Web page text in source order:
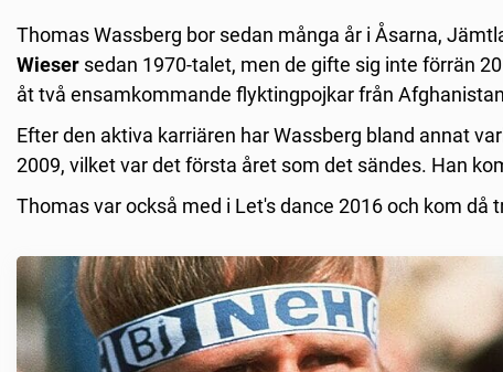
Thomas Wassberg bor sedan många år i Åsarna,
Wieser sedan 1970-talet, men de gifte sig inte förrän
åt två ensamkommande flyktingpojkar från
Efter den aktiva karriären har Wassberg bland annat
2009, vilket var det första året som det sändes. Han
Thomas var också med i Let's dance 2016 och kom då